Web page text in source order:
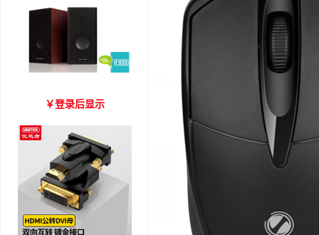
爱琴海 A3000 木质音箱
￥登录后显示